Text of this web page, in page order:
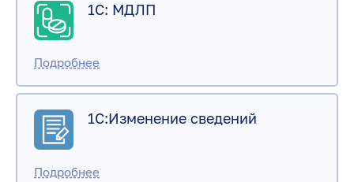
1С: МДЛП
1С:Изменение сведений